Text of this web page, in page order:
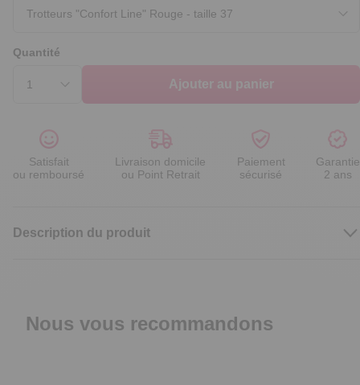
Quantité
Ajouter au panier
Satisfait
ou remboursé
Livraison domicile
ou Point Retrait
Paiement
sécurisé
Garantie
2 ans
Description du produit
Nous vous recommandons